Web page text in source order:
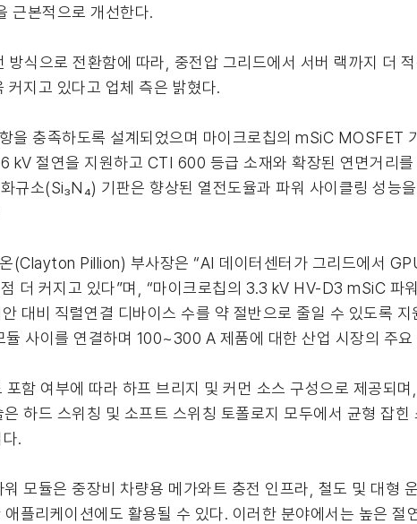
근본적으로 개선한다.
식으로 전환함에 따라, 중전압 그리드에서 서버 랙까지 더
지고 있다고 업체 측은 밝혔다.
을 충족하도록 설계되었으며 마이크로칩의 mSiC MOSFET
절연을 지원하고 CTI 600 등급 소재와 확장된 연면거리
규소(Si₃N₄) 기판은 향상된 열전도율과 파워 사이클링 성능
(Clayton Pillion) 부사장은 “AI 데이터센터가 그리드에서
더 커지고 있다”며, “마이크로칩의 3.3 kV HV-D3 mSiC 파
대비 직렬연결 디바이스 수를 약 절반으로 줄일 수 있도록
사이를 연결하며 100~300 A 제품에 대한 산업 시장의 주
함 여부에 따라 하프 브리지 및 커먼 소스 구성으로 제공되
하드 스위칭 및 소프트 스위칭 토폴로지 모두에서 균형 잡
.
모듈은 중장비 차량용 메가와트 충전 인프라, 철도 및 대형
플리케이션에도 활용될 수 있다. 이러한 분야에서는 높은 절